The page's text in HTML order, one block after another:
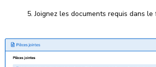
Joignez les documents requis dans